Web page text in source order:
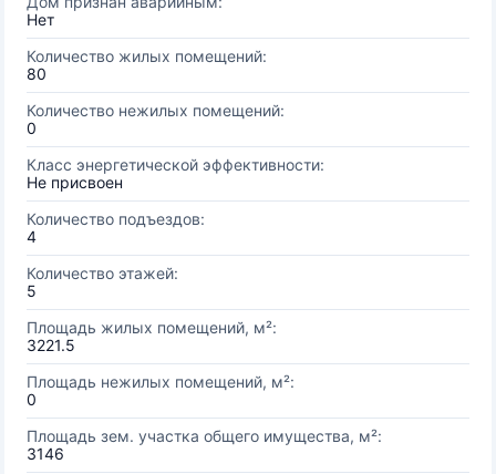
Нет
Количество жилых помещений:
80
Количество нежилых помещений:
0
Класс энергетической эффективности:
Не присвоен
Количество подъездов:
4
Количество этажей:
5
Площадь жилых помещений, м²:
3221.5
Площадь нежилых помещений, м²:
0
Площадь зем. участка общего имущества, м²:
3146